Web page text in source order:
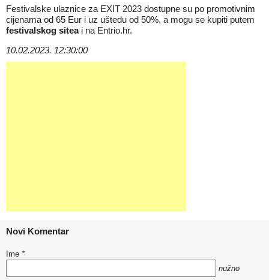
Festivalske ulaznice za EXIT 2023 dostupne su po promotivnim
cijenama od 65 Eur i uz uštedu od 50%, a mogu se kupiti putem
festivalskog siteai na Entrio.hr.
10.02.2023. 12:30:00
Novi Komentar
Ime *
nužno